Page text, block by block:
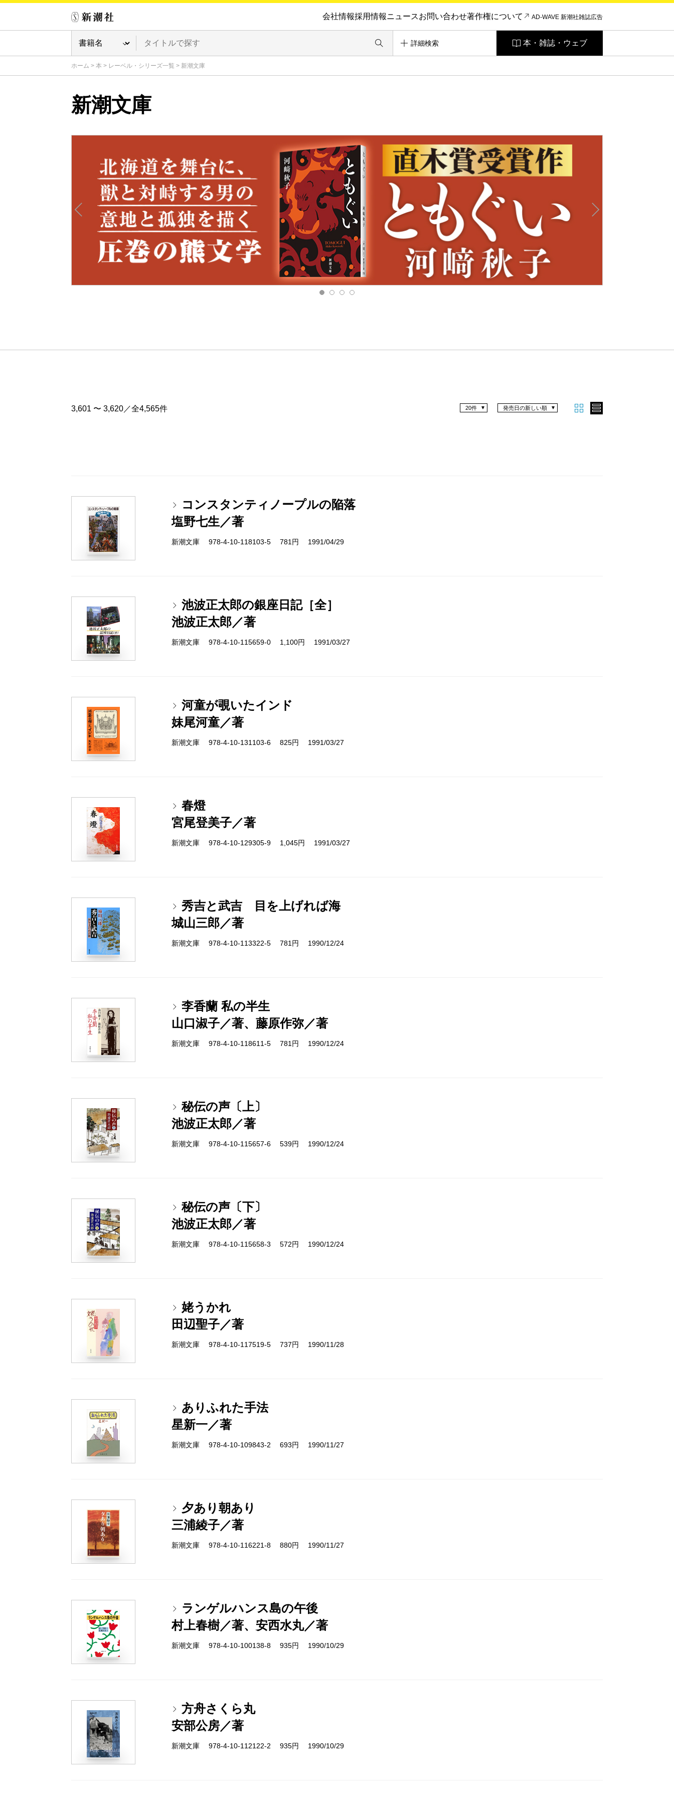
会社情報採用情報ニュースお問い合わせ著作権について AD-WAVE 新潮社雑誌広告
詳細検索 本・雑誌・ウェブ
ホーム > 本 > レーベル・シリーズ一覧 > 新潮文庫
新潮文庫
3,601 〜 3,620／全4,565件 発売日の新しい順
20件
コンスタンティノープルの陥落
塩野七生／著
新潮文庫 978-4-10-118103-5 781円 1991/04/29
池波正太郎の銀座日記［全］
池波正太郎／著
新潮文庫 978-4-10-115659-0 1,100円 1991/03/27
河童が覗いたインド
妹尾河童／著
新潮文庫 978-4-10-131103-6 825円 1991/03/27
春燈
宮尾登美子／著
新潮文庫 978-4-10-129305-9 1,045円 1991/03/27
秀吉と武吉 目を上げれば海
城山三郎／著
新潮文庫 978-4-10-113322-5 781円 1990/12/24
李香蘭 私の半生
山口淑子／著、藤原作弥／著
新潮文庫 978-4-10-118611-5 781円 1990/12/24
秘伝の声〔上〕
池波正太郎／著
新潮文庫 978-4-10-115657-6 539円 1990/12/24
秘伝の声〔下〕
池波正太郎／著
新潮文庫 978-4-10-115658-3 572円 1990/12/24
姥うかれ
田辺聖子／著
新潮文庫 978-4-10-117519-5 737円 1990/11/28
ありふれた手法
星新一／著
新潮文庫 978-4-10-109843-2 693円 1990/11/27
夕あり朝あり
三浦綾子／著
新潮文庫 978-4-10-116221-8 880円 1990/11/27
ランゲルハンス島の午後
村上春樹／著、安西水丸／著
新潮文庫 978-4-10-100138-8 935円 1990/10/29
方舟さくら丸
安部公房／著
新潮文庫 978-4-10-112122-2 935円 1990/10/29